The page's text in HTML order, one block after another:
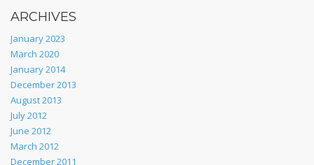
ARCHIVES
January 2023
March 2020
January 2014
December 2013
August 2013
July 2012
June 2012
March 2012
December 2011